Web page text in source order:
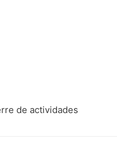
de actividades